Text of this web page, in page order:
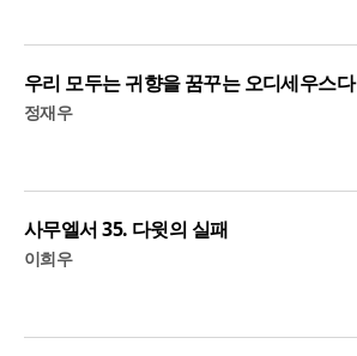
우리 모두는 귀향을 꿈꾸는 오디세우스다
정재우
사무엘서 35. 다윗의 실패
이희우